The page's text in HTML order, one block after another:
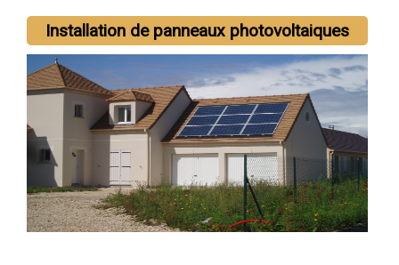
Installation de panneaux photovoltaiques